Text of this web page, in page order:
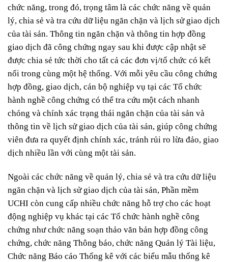
chức năng, trong đó, trọng tâm là các chức năng về quản
lý, chia sẻ và tra cứu dữ liệu ngăn chặn và lịch sử giao dịch
của tài sản. Thông tin ngăn chặn và thông tin hợp đồng
giao dịch đã công chứng ngay sau khi được cập nhật sẽ
được chia sẻ tức thời cho tất cả các đơn vị/tổ chức có kết
nối trong cùng một hệ thống. Với mỗi yêu cầu công chứng
hợp đồng, giao dịch, cán bộ nghiệp vụ tại các Tổ chức
hành nghề công chứng có thể tra cứu một cách nhanh
chóng và chính xác trạng thái ngăn chặn của tài sản và
thông tin về lịch sử giao dịch của tài sản, giúp công chứng
viên đưa ra quyết định chính xác, tránh rủi ro lừa đảo, giao
dịch nhiều lần với cùng một tài sản.
Ngoài các chức năng về quản lý, chia sẻ và tra cứu dữ liệu
ngăn chặn và lịch sử giao dịch của tài sản, Phần mềm
UCHI còn cung cấp nhiều chức năng hỗ trợ cho các hoạt
động nghiệp vụ khác tại các Tổ chức hành nghề công
chứng như chức năng soạn thảo văn bản hợp đồng công
chứng, chức năng Thông báo, chức năng Quản lý Tài liệu,
Chức năng Báo cáo Thống kê với các biểu mẫu thống kê